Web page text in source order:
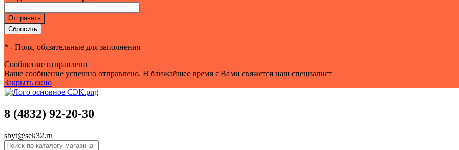
* - Поля, обязательные для заполнения
Сообщение отправлено
Ваше сообщение успешно отправлено. В ближайшее время с Вами свяжется наш специалист
Закрыть окно
8 (4832) 92-20-30
sbyt@sek32.ru